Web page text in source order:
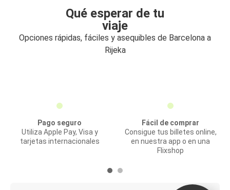
Qué esperar de tu
viaje
Opciones rápidas, fáciles y asequibles de Barcelona a
Rijeka
Pago seguro
Utiliza Apple Pay, Visa y
tarjetas internacionales
Fácil de comprar
Consigue tus billetes online,
en nuestra app o en una
Flixshop